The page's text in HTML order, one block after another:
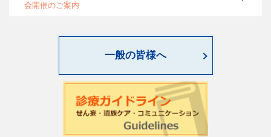
会開催のご案内
第4回緩和臨床研究ワークショップのご案内
日本サイコオンコロジー学会「がん領域における認知行動
療法：基本スキル演習」研修会のご案内
2026年度学会開催CSTについて更新しました
一般の皆様へ